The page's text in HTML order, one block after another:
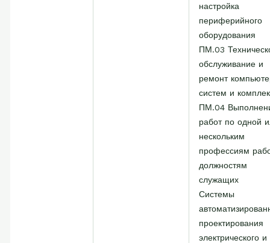
настройка
периферийного
оборудования
ПМ.03
обслуживание и
ремонт
систем и
ПМ.04
работ по одной
нескольким
профессиям
должностям
служащих
Системы
проектирования
электрического и